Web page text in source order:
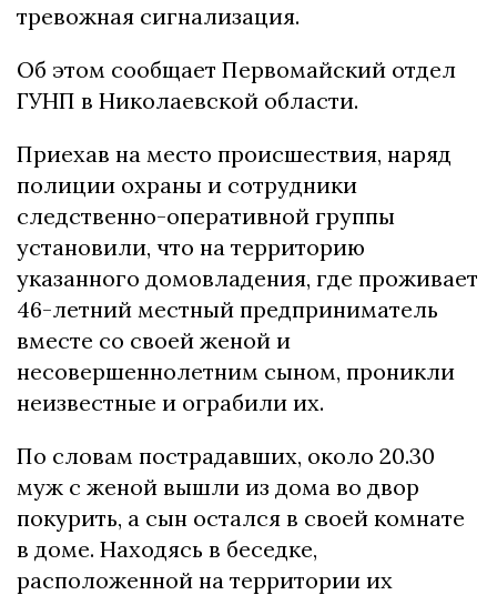
тревожная сигнализация.
Об этом сообщает Первомайский отдел
ГУНП в Николаевской области.
Приехав на место происшествия, наряд
полиции охраны и сотрудники
следственно-оперативной группы
установили, что на территорию
указанного домовладения, где проживает
46-летний местный предприниматель
вместе со своей женой и
несовершеннолетним сыном, проникли
неизвестные и ограбили их.
По словам пострадавших, около 20.30
муж с женой вышли из дома во двор
покурить, а сын остался в своей комнате
в доме. Находясь в беседке,
расположенной на территории их